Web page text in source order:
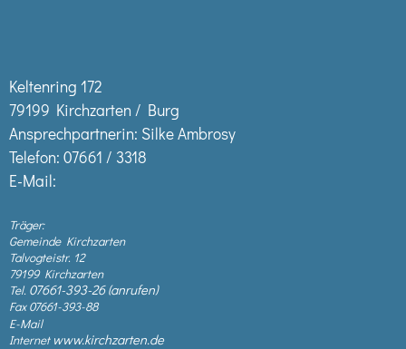
Keltenring 172
79199 Kirchzarten / Burg
Ansprechpartnerin: Silke Ambrosy
Telefon: 07661 / 3318
E-Mail:
Träger:
Gemeinde Kirchzarten
Talvogteistr. 12
79199 Kirchzarten
Tel. 07661-393-26
Fax 07661-393-88
E-Mail
Internet www.kirchzarten.de